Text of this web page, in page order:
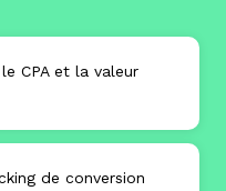
CPA et la valeur
de conversion